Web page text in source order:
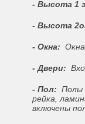
- Высота 1
- Высота
- Окна:
- Двери:
- Пол: Полы
рейка,
включены